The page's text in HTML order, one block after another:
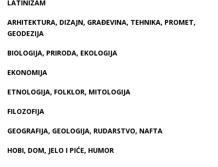
LATINIZAM
ARHITEKTURA, DIZAJN, GRAĐEVINA, TEHNIKA, PROMET,
GEODEZIJA
BIOLOGIJA, PRIRODA, EKOLOGIJA
EKONOMIJA
ETNOLOGIJA, FOLKLOR, MITOLOGIJA
FILOZOFIJA
GEOGRAFIJA, GEOLOGIJA, RUDARSTVO, NAFTA
HOBI, DOM, JELO I PIĆE, HUMOR